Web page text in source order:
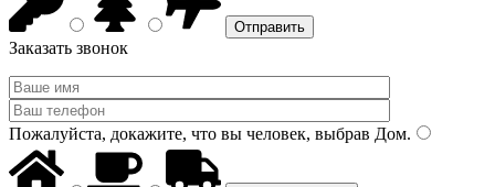
Заказать звонок
Пожалуйста, докажите, что вы человек, выбрав Дом.